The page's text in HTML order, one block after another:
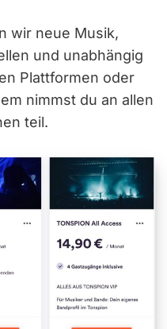
wir neue Musik,
und unabhängig
Plattformen oder
nimmst du an allen
teil.